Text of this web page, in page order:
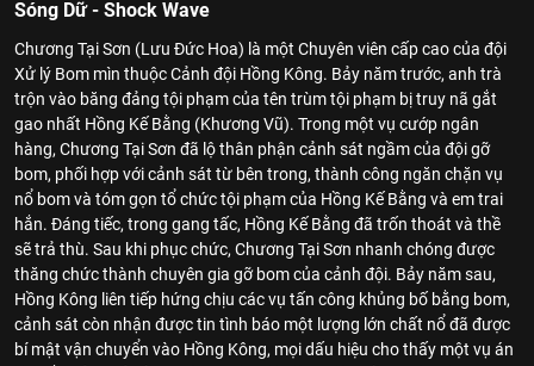
Sóng Dữ - Shock Wave
Chương Tại Sơn (Lưu Đức Hoa) là một Chuyên viên cấp cao của đội
Xử lý Bom mìn thuộc Cảnh đội Hồng Kông. Bảy năm trước, anh trà
trộn vào băng đảng tội phạm của tên trùm tội phạm bị truy nã gắt
gao nhất Hồng Kế Bằng (Khương Vũ). Trong một vụ cướp ngân
hàng, Chương Tại Sơn đã lộ thân phận cảnh sát ngầm của đội gỡ
bom, phối hợp với cảnh sát từ bên trong, thành công ngăn chặn vụ
nổ bom và tóm gọn tổ chức tội phạm của Hồng Kế Bằng và em trai
hắn. Đáng tiếc, trong gang tấc, Hồng Kế Bằng đã trốn thoát và thề
sẽ trả thù. Sau khi phục chức, Chương Tại Sơn nhanh chóng được
thăng chức thành chuyên gia gỡ bom của cảnh đội. Bảy năm sau,
Hồng Kông liên tiếp hứng chịu các vụ tấn công khủng bố bằng bom,
cảnh sát còn nhận được tin tình báo một lượng lớn chất nổ đã được
bí mật vận chuyển vào Hồng Kông, mọi dấu hiệu cho thấy một vụ án